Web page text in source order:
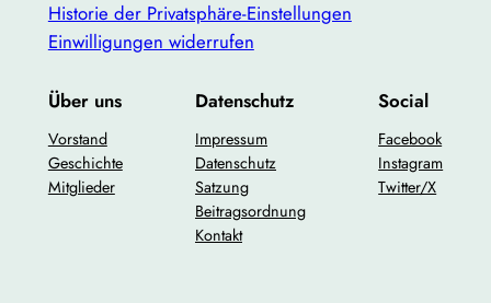
Historie der Privatsphäre-Einstellungen
Einwilligungen widerrufen
Über uns
Vorstand
Geschichte
Mitglieder
Datenschutz
Impressum
Datenschutz
Satzung
Beitragsordnung
Kontakt
Social
Facebook
Instagram
Twitter/X